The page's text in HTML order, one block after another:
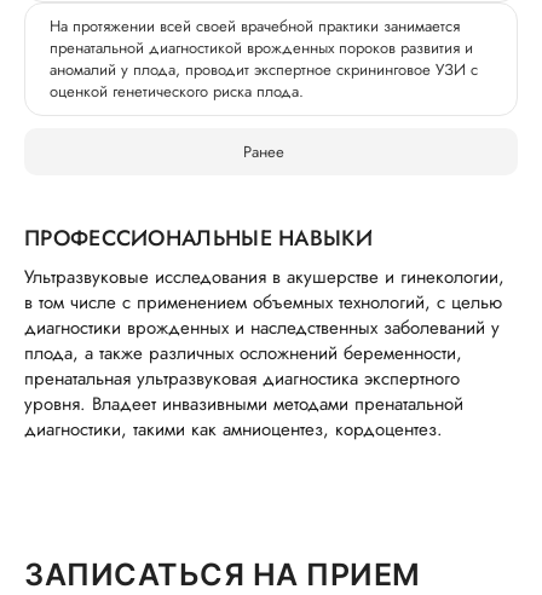
На протяжении всей своей врачебной практики занимается
пренатальной диагностикой врожденных пороков развития и
аномалий у плода, проводит экспертное скрининговое УЗИ с
оценкой генетического риска плода.
Ранее
ПРОФЕССИОНАЛЬНЫЕ НАВЫКИ
Ультразвуковые исследования в акушерстве и гинекологии,
в том числе с применением объемных технологий, с целью
диагностики врожденных и наследственных заболеваний у
плода, а также различных осложнений беременности,
пренатальная ультразвуковая диагностика экспертного
уровня. Владеет инвазивными методами пренатальной
диагностики, такими как амниоцентез, кордоцентез.
ЗАПИСАТЬСЯ НА ПРИЕМ